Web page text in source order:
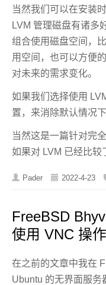
当然我们可以在安装
LVM 管理磁盘有诸多
组合使用磁盘空间，
用空间，也可以方便
对未来的需求变化。
如果我们选择使用
置，来消除默认情况
当然这是一篇针对完
如果对 LVM 已经比较
Pader 2022-4-23
FreeBSD
使用 VNC 操
在之前的文章中我在
Ubuntu 的无界面服务